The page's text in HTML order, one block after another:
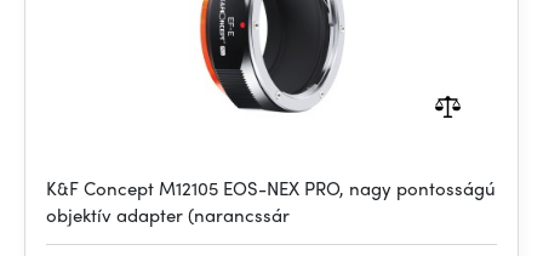
K&F Concept M12105 EOS-NEX PRO, nagy pontosságú
objektív adapter (narancssár